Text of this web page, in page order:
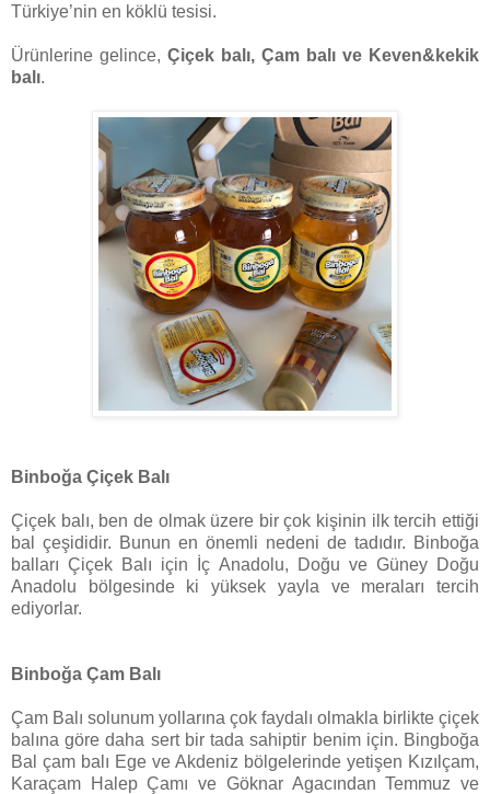
Türkiye’nin en köklü tesisi.
Ürünlerine gelince, Çiçek balı, Çam balı ve Keven&kekik
balı.
Binboğa Çiçek Balı
Çiçek balı, ben de olmak üzere bir çok kişinin ilk tercih ettiği
bal çeşididir. Bunun en önemli nedeni de tadıdır. Binboğa
balları Çiçek Balı için İç Anadolu, Doğu ve Güney Doğu
Anadolu bölgesinde ki yüksek yayla ve meraları tercih
ediyorlar.
Binboğa Çam Balı
Çam Balı solunum yollarına çok faydalı olmakla birlikte çiçek
balına göre daha sert bir tada sahiptir benim için. Bingboğa
Bal çam balı Ege ve Akdeniz bölgelerinde yetişen Kızılçam,
Karaçam Halep Çamı ve Göknar Agacından Temmuz ve